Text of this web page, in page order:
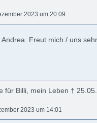
2023 um 20:09
Freut mich / uns
für Billi, mein Leben †
2023 um 14:01